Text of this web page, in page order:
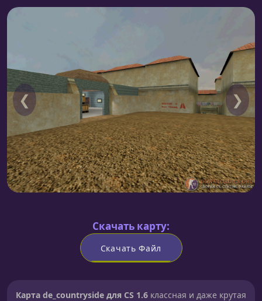
❮ ❯
Скачать карту:
Скачать Файл
Карта de_countryside для CS 1.6 классная и даже крутая